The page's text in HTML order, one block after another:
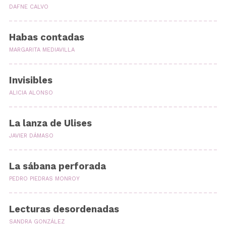
DAFNE CALVO
Habas contadas
MARGARITA MEDIAVILLA
Invisibles
ALICIA ALONSO
La lanza de Ulises
JAVIER DÁMASO
La sábana perforada
PEDRO PIEDRAS MONROY
Lecturas desordenadas
SANDRA GONZÁLEZ